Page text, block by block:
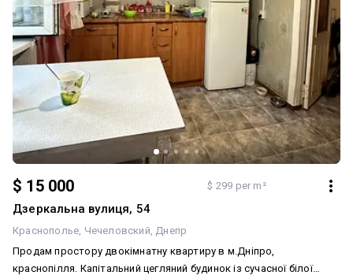
$ 15 000 $ 299 per m²
Дзеркальна вулиця, 54
Краснополье Чечеловский Днепр
Продам простору двокімнатну квартиру в м.Дніпро,
краснопілля. Капітальний цегляний будинок із сучасної білої